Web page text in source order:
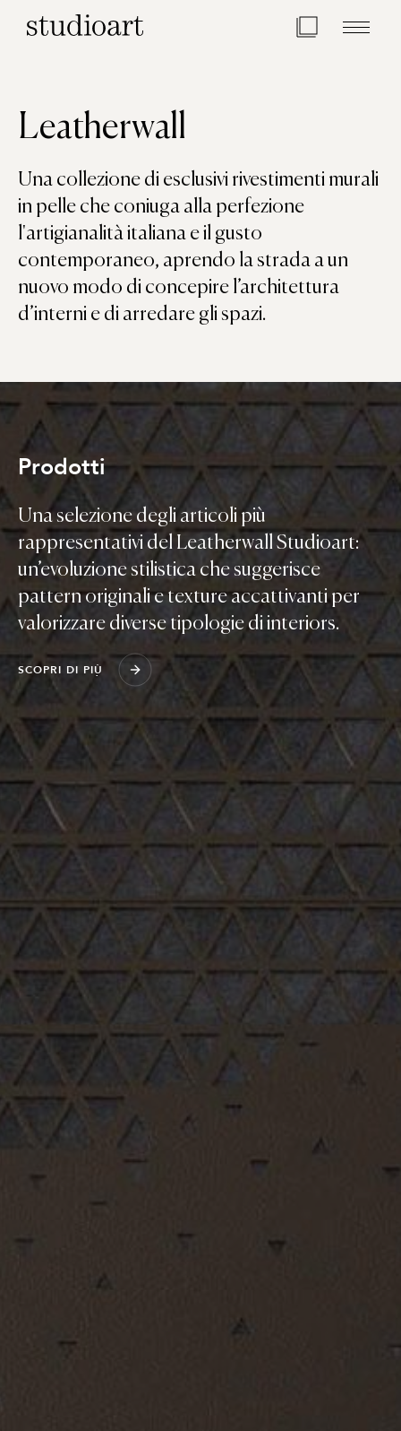
Home Page
Leatherwall
Una collezione di esclusivi rivestimenti murali
in pelle che coniuga alla perfezione
l'artigianalità italiana e il gusto
contemporaneo, aprendo la strada a un
nuovo modo di concepire l’architettura
d’interni e di arredare gli spazi.
Prodotti
Una selezione degli articoli più
rappresentativi del Leatherwall Studioart:
un’evoluzione stilistica che suggerisce
pattern originali e texture accattivanti per
valorizzare diverse tipologie di interiors.
SCOPRI DI PIÙ